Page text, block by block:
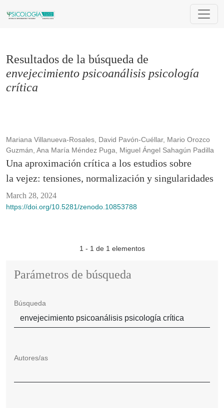
Resultados de la búsqueda de
envejecimiento psicoanálisis psicología
crítica
Mariana Villanueva-Rosales, David Pavón-Cuéllar, Mario Orozco
Guzmán, Ana María Méndez Puga, Miguel Ángel Sahagún Padilla
Una aproximación crítica a los estudios sobre
la vejez: tensiones, normalización y singularidades
March 28, 2024
https://doi.org/10.5281/zenodo.10853788
1 - 1 de 1 elementos
Parámetros de búsqueda
Búsqueda
Autores/as